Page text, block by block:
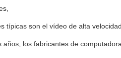
típicas son el vídeo de alta velocidad.
años, los fabricantes de